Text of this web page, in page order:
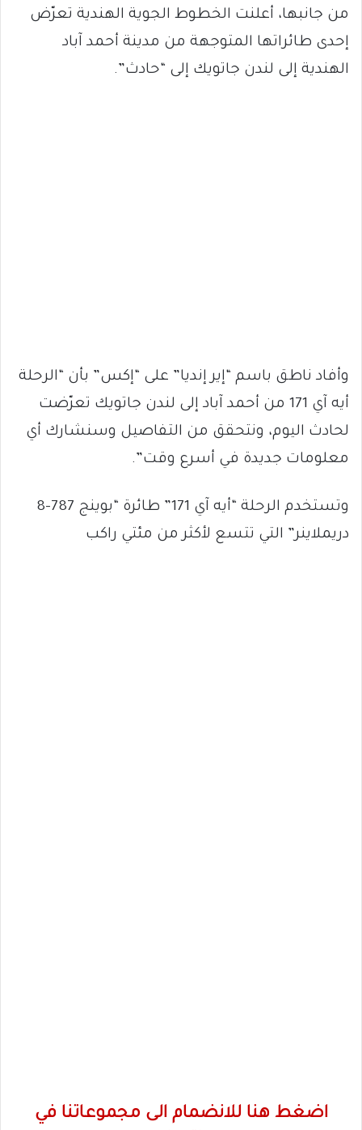
من جانبها، أعلنت الخطوط الجوية الهندية تعرّض
إحدى طائراتها المتوجهة من مدينة أحمد آباد
الهندية إلى لندن جاتويك إلى “حادث”.
وأفاد ناطق باسم “إير إنديا” على “إكس” بأن “الرحلة
أيه آي 171 من أحمد آباد إلى لندن جاتويك تعرّضت
لحادث اليوم، ونتحقق من التفاصيل وسنشارك أي
معلومات جديدة في أسرع وقت”.
وتستخدم الرحلة “أيه آي 171” طائرة “بوينج 787-8
دريملاينر” التي تتسع لأكثر من مئتي راكب
اضغط هنا للانضمام الى مجموعاتنا في